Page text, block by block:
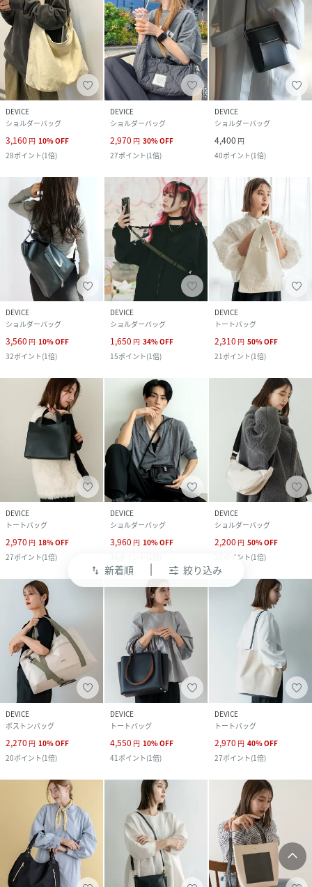
swap_vert 新着順 絞り込み
DEVICE
ショルダーバッグ
3,160 円 10%OFF
28ポイント(1倍)
DEVICE
ショルダーバッグ
2,970 円 30%OFF
27ポイント(1倍)
DEVICE
ショルダーバッグ
4,400 円
40ポイント(1倍)
DEVICE
ショルダーバッグ
3,560 円 10%OFF
32ポイント(1倍)
DEVICE
ショルダーバッグ
1,650 円 34%OFF
15ポイント(1倍)
DEVICE
トートバッグ
2,310 円 50%OFF
21ポイント(1倍)
DEVICE
トートバッグ
2,970 円 18%OFF
27ポイント(1倍)
DEVICE
ショルダーバッグ
3,960 円 10%OFF
DEVICE
ショルダーバッグ
2,200 円 50%OFF
ポイント(1倍)
DEVICE
ボストンバッグ
2,270 円 10%OFF
20ポイント(1倍)
DEVICE
トートバッグ
4,550 円 10%OFF
41 ポイント(1倍)
DEVICE
トートバッグ
2,970 円 40%OFF
27ポイント(1倍)